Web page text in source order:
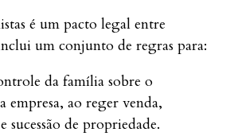
é um pacto legal entre
um conjunto de regras para:
da família sobre o
empresa, ao reger venda,
sucessão de propriedade.